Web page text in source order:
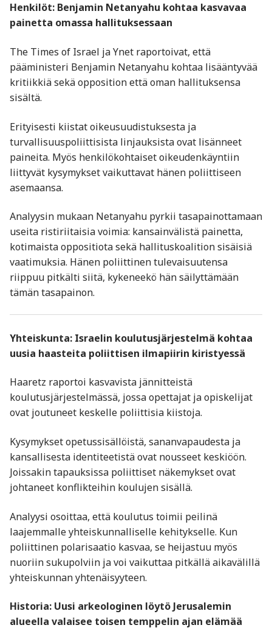
Henkilöt: Benjamin Netanyahu kohtaa kasvavaa
painetta omassa hallituksessaan
The Times of Israel ja Ynet raportoivat, että
pääministeri Benjamin Netanyahu kohtaa lisääntyvää
kritiikkiä sekä opposition että oman hallituksensa
sisältä.
Erityisesti kiistat oikeusuudistuksesta ja
turvallisuuspoliittisista linjauksista ovat lisänneet
paineita. Myös henkilökohtaiset oikeudenkäyntiin
liittyvät kysymykset vaikuttavat hänen poliittiseen
asemaansa.
Analyysin mukaan Netanyahu pyrkii tasapainottamaan
useita ristiriitaisia voimia: kansainvälistä painetta,
kotimaista oppositiota sekä hallituskoalition sisäisiä
vaatimuksia. Hänen poliittinen tulevaisuutensa
riippuu pitkälti siitä, kykeneekö hän säilyttämään
tämän tasapainon.
Yhteiskunta: Israelin koulutusjärjestelmä kohtaa
uusia haasteita poliittisen ilmapiirin kiristyessä
Haaretz raportoi kasvavista jännitteistä
koulutusjärjestelmässä, jossa opettajat ja opiskelijat
ovat joutuneet keskelle poliittisia kiistoja.
Kysymykset opetussisällöistä, sananvapaudesta ja
kansallisesta identiteetistä ovat nousseet keskiöön.
Joissakin tapauksissa poliittiset näkemykset ovat
johtaneet konflikteihin koulujen sisällä.
Analyysi osoittaa, että koulutus toimii peilinä
laajemmalle yhteiskunnalliselle kehitykselle. Kun
poliittinen polarisaatio kasvaa, se heijastuu myös
nuoriin sukupolviin ja voi vaikuttaa pitkällä aikavälillä
yhteiskunnan yhtenäisyyteen.
Historia: Uusi arkeologinen löytö Jerusalemin
alueella valaisee toisen temppelin ajan elämää